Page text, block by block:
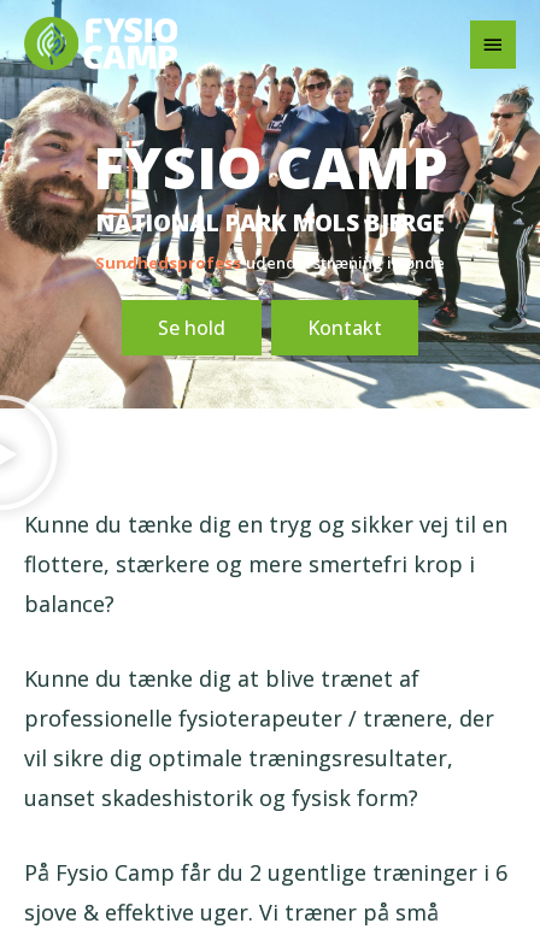
indholdet
FYSIO CAMP
NATIONAL PARK MOLS BJERGE
Sundhedsprofessionel udendørstræning i Rønde
Se hold Kontakt
Kunne du tænke dig en tryg og sikker vej til en
flottere, stærkere og mere smertefri krop i
balance?
Kunne du tænke dig at blive trænet af
professionelle fysioterapeuter / trænere, der
vil sikre dig optimale træningsresultater,
uanset skadeshistorik og fysisk form?
På Fysio Camp får du 2 ugentlige træninger i 6
sjove & effektive uger. Vi træner på små